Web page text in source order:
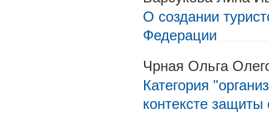
О создании
Федерации
Чрная Ольга
Категория
контексте